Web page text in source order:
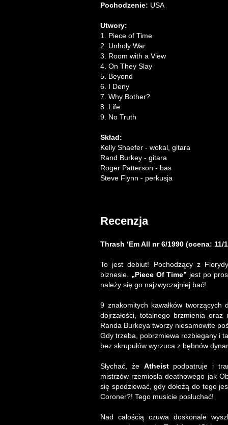
Pochodzenie: USA
Utwory:
1. Piece of Time
2. Unholy War
3. Room with a View
4. On They Slay
5. Beyond
6. I Deny
7. Why Bother?
8. Life
9. No Truth
Skład:
Kelly Shaefer - wokal, gitara
Rand Burkey - gitara
Roger Patterson - bas
Steve Flynn - perkusja
Recenzja
Thrash ‘Em All nr 6/1990 (ocena: 11/
To jest debiut! Pochodzący z
biznesie. „Piece Of Time” jest po
należy się go najzwyczajniej bać!
9 znakomitych kawałków
dojrzałości, totalnego brzmienia
Randa Burkeya tworzy niesamowite
Gdy trzeba, pobrzmiewa rozbiegany i
bez skrupułów wyrzuca z bębnów
Słychać, że Atheist podpatruje i
mistrzów rzemiosła deathowego jak
się spodziewać, gdy dołożą do tego
Coroner?! Tego musicie posłuchać!
Nad całością czuwa doskonale